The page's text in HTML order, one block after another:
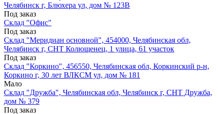
Челябинск г, Блюхера ул, дом № 123В
Под заказ
Склад "Офис"
Под заказ
Склад "Меридиан основной", 454000, Челябинская обл,
Челябинск г, СНТ Колющенец, 1 улица, 61 участок
Под заказ
Склад "Коркино", 456550, Челябинская обл, Коркинский р-н,
Коркино г, 30 лет ВЛКСМ ул, дом № 181
Мало
Склад "Дружба", Челябинская обл, Челябинск г, СНТ Дружба,
дом № 379
Под заказ